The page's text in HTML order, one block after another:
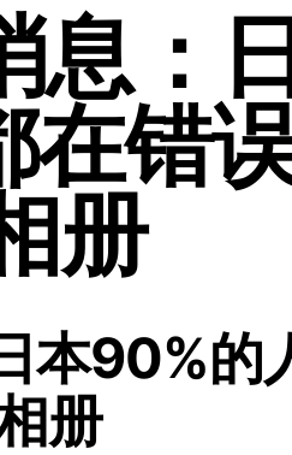
息：
在错
册
本90%的
册